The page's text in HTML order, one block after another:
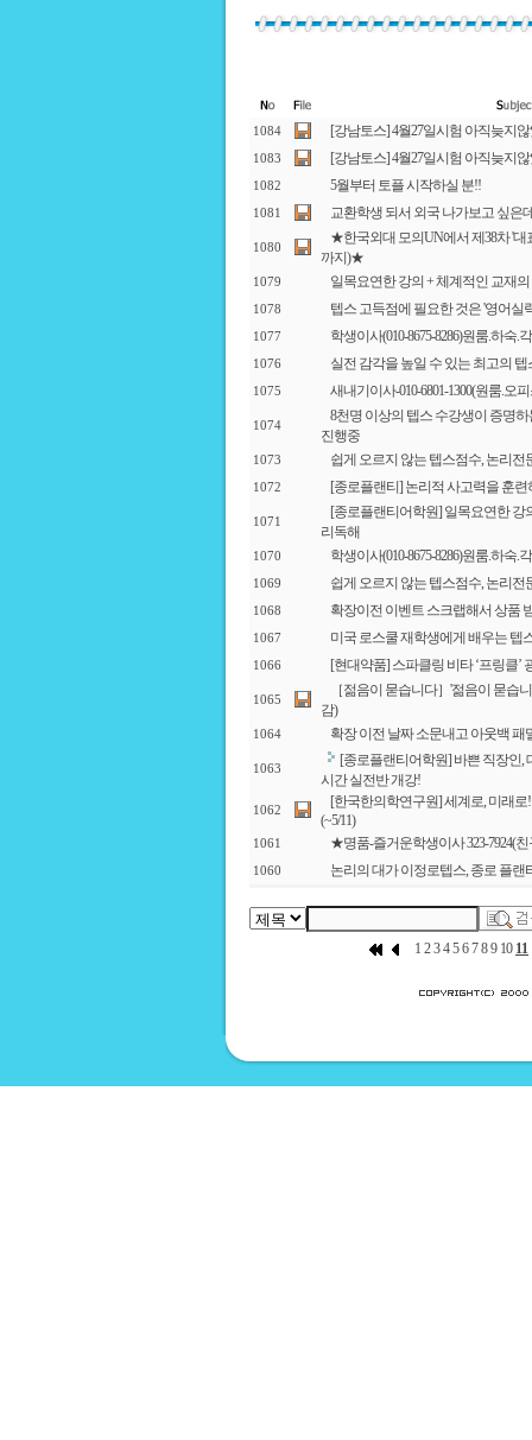
1084 [강남토스] 4월27일시험 아직늦지
1083 [강남토스] 4월27일시험 아직늦지
1082 5월부터 토플 시작하실 분!!
1081 교환학생 되서 외국 나가보고 싶은
1080
★한국외대 모의UN에서 제38차 '대
까지)★
1079 일목요연한 강의 + 체계적인 교재
1078 텝스 고득점에 필요한 것은 '영어실
1077 학생이사(010-8675-8286)원룸.하숙.
1076 실전 감각을 높일 수 있는 최고의 텝
1075 새내기이사-010-6801-1300(원룸.오
1074
8천명 이상의 텝스 수강생이 증명
진행중
1073 쉽게 오르지 않는 텝스점수, 논리전
1072 [종로플랜티] 논리적 사고력을 훈
1071
[종로플랜티어학원] 일목요연한 강
리독해
1070 학생이사(010-8675-8286)원룸.하숙.
1069 쉽게 오르지 않는 텝스점수, 논리전
1068 확장이전 이벤트 스크랩해서 상품
1067 미국 로스쿨 재학생에게 배우는 텝
1066 [현대약품] 스파클링 비타 ‘프링클’
1065
［젊음이 묻습니다］'젊음이 묻습
감)
1064 확장 이전 날짜 소문내고 아웃백 패
1063
[종로플랜티어학원] 바쁜 직장인,
시간 실전반 개강!
1062
[한국한의학연구원] 세계로, 미래로
(~5/11)
1061 ★명품-즐거운학생이사 323-7924(
1060 논리의 대가 이정로텝스, 종로 플랜
1 2 3 4 5 6 7 8 9 10 11